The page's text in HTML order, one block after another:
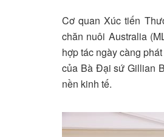
Cơ quan Xúc tiến
chăn nuôi Australia
hợp tác ngày càng
của Bà Đại sứ Gillian
nền kinh tế.